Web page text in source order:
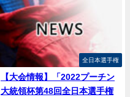
全日本選手権
【大会情報】「2022プーチン
大統領杯第48回全日本選手権